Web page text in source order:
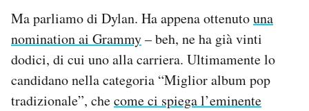
Ma parliamo di Dylan. Ha appena ottenutouna
nomination ai Grammy– beh, ne ha già vinti
dodici, di cui uno alla carriera. Ultimamente lo
candidano nella categoria “Miglior album pop
tradizionale”, checome ci spiega l’eminente